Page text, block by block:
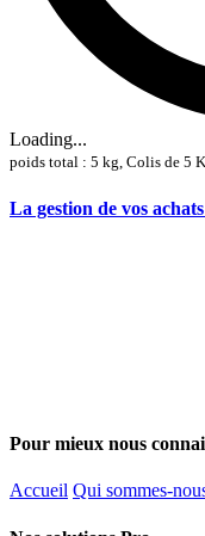
Loading...
poids total : 5 kg, Colis de 5
La gestion de vos
Pour mieux nous
Accueil Qui sommes-